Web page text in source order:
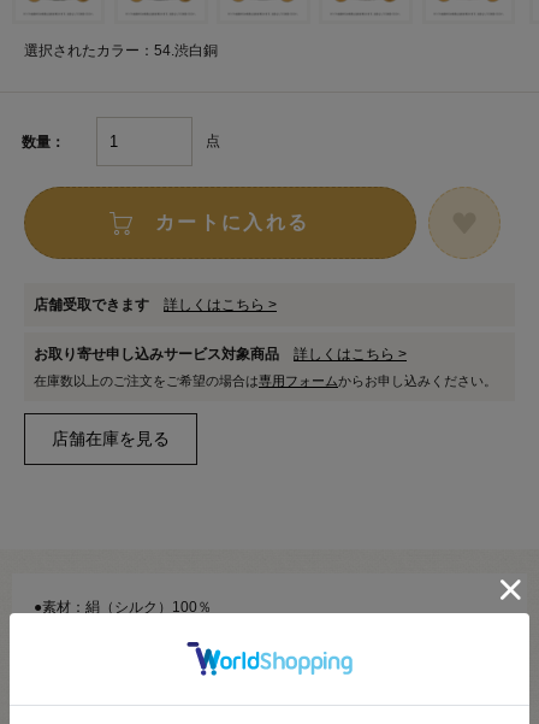
選択されたカラー：54.渋白銅
数量： 点
カートに入れる
店舗受取できます 詳しくはこちら >
お取り寄せ申し込みサービス対象商品 詳しくはこちら >
在庫数以上のご注文をご希望の場合は専用フォームからお申し込みください。
●素材：絹（シルク）100％
●針：メリケン針5～6号 ミシン針16号